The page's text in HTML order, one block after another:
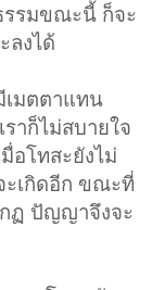
รรมขณะนี้ ก็จะ
ลงได้
เมตตาแทน
าก็ไม่สบายใจ
อโทสะยังไม่
ะเกิดอีก ขณะที่
ฏ ปัญญาจึงจะ